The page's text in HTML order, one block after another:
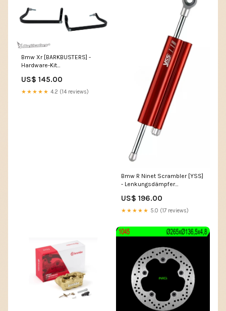
Bmw Xr [BARKBUSTERS] -
Hardware-Kit
GN 125
US$ 145.00
★★★★★ 4.2 (14 reviews)
Bmw R Ninet Scrambler [YSS]
- Lenkungsdämpfer
Scrambler 800 Classic
US$ 196.00
★★★★★ 5.0 (17 reviews)